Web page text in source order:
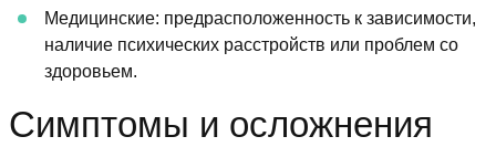
Медицинские: предрасположенность к зависимости,
наличие психических расстройств или проблем со
здоровьем.
Симптомы и осложнения